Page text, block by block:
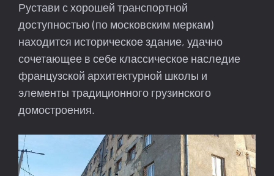
Рустави с хорошей транспортной
доступностью (по московским меркам)
находится историческое здание, удачно
сочетающее в себе классическое наследие
французской архитектурной школы и
элементы традиционного грузинского
домостроения.